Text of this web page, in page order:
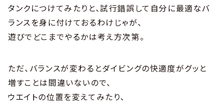
タンクにつけてみたりと、試行錯誤して自分に最適なバ
ランスを身に付けておるわけじゃが、
遊びでどこまでやるかは考え方次第。
ただ、バランスが変わるとダイビングの快適度がグッと
増すことは間違いないので、
ウエイトの位置を変えてみたり、